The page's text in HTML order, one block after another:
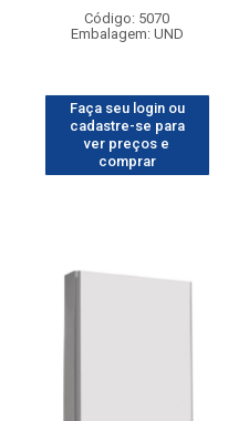
Código: 5070
Embalagem: UND
Faça seu login ou
cadastre-se para
ver preços e
comprar